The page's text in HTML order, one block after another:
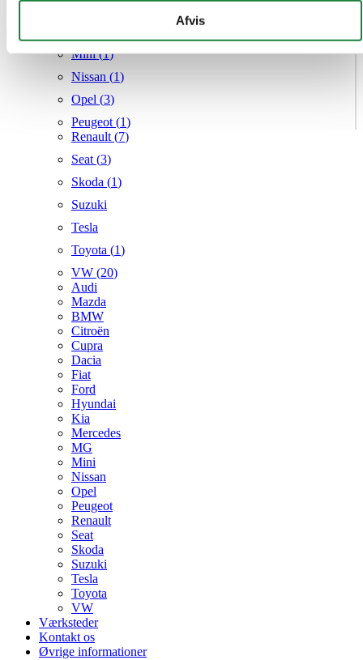
givet dem, eller som de har indsamlet fra din brug af deres
tjenester.
Afvis
Mini (1)
Nissan (1)
Opel (3)
Peugeot (1)
Renault (7)
Seat (3)
Skoda (1)
Suzuki
Tesla
Toyota (1)
VW (20)
Audi
Mazda
BMW
Citroën
Cupra
Dacia
Fiat
Ford
Hyundai
Kia
Mercedes
MG
Mini
Nissan
Opel
Peugeot
Renault
Seat
Skoda
Suzuki
Tesla
Toyota
VW
Værksteder
Kontakt os
Øvrige informationer